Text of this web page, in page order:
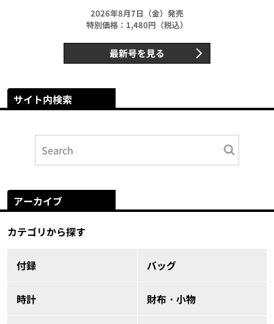
2026年8月7日（金）発売
特別価格：1,480円（税込）
最新号を見る
サイト内検索
アーカイブ
カテゴリから探す
付録 バッグ
時計 財布・小物